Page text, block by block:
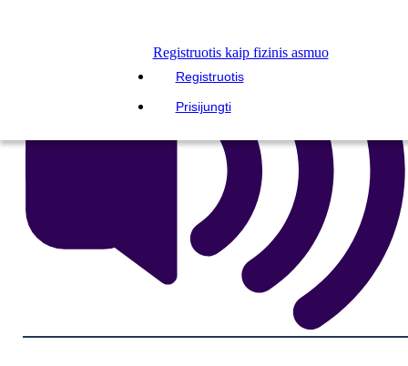
Registruotis kaip fizinis asmuo
Registruotis
Prisijungti